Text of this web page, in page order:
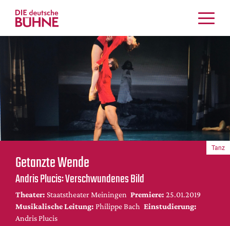
Musiktheater
Bühnenwelt
Festivals & Veranstaltungen
Menschen & Theater
Themen
Internationales
Nachrufe
Medientipps
Getanzte Wende
Andris Plucis: Verschwundenes Bild
Theater: Staatstheater Meiningen Premiere: 25.01.2019
Musikalische Leitung: Philippe Bach Einstudierung:
Andris Plucis
Tanz